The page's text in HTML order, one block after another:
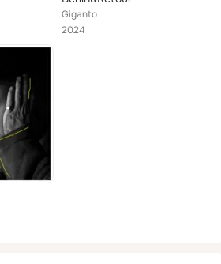
Giganto
2024